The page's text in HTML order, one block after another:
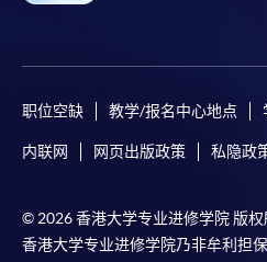
职位空缺 教学/报名中心地点
内联网 网页出版政策 私隐政
© 2026 香港大学专业进修学院 版权
香港大学专业进修学院乃非牟利担